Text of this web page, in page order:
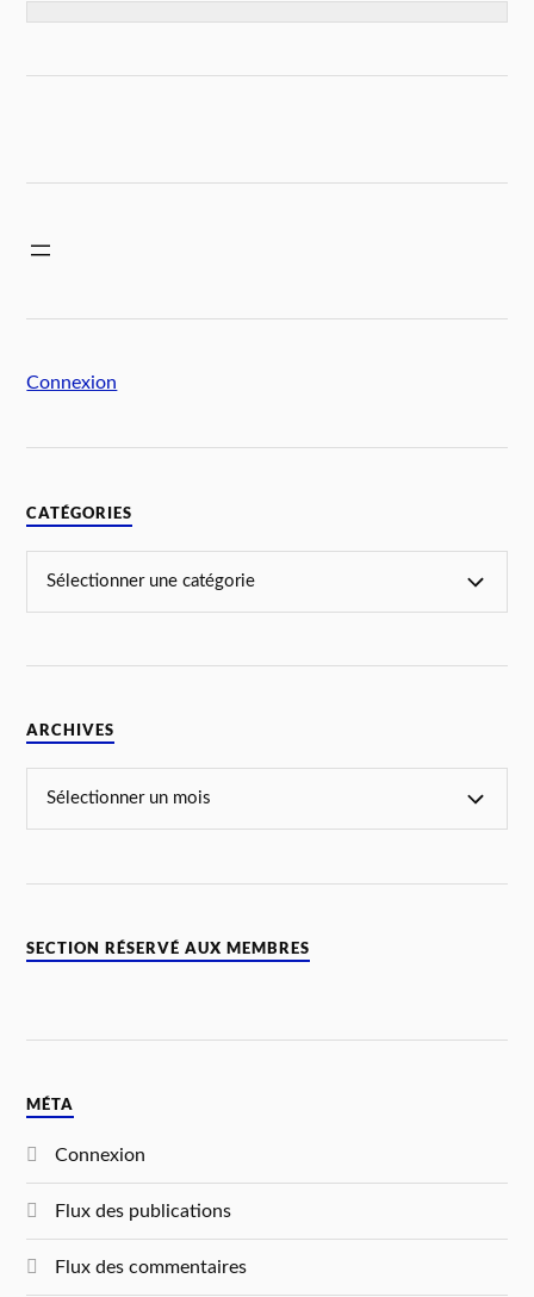
Connexion
CATÉGORIES
ARCHIVES
SECTION RÉSERVÉ AUX MEMBRES
MÉTA
Connexion
Flux des publications
Flux des commentaires